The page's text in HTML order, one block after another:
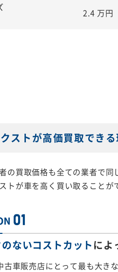
2.4 万円
ストが高価買取できる
の買取価格も全ての業者で
トが車を高く買い取ることが
のないコストカットによ
古車販売店にとって最も大き